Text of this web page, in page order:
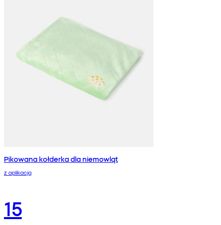
Pikowana kołderka dla niemowląt
z aplikacją
15